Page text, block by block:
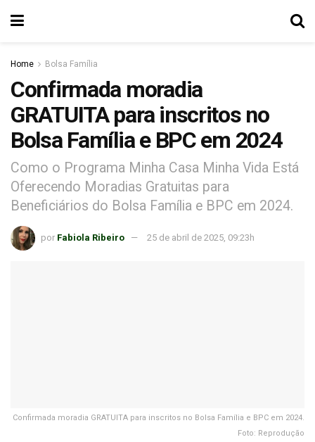
Home Bolsa Família
Confirmada moradia
GRATUITA para inscritos no
Bolsa Família e BPC em 2024
Como o Programa Minha Casa Minha Vida Está
Oferecendo Moradias Gratuitas para
Beneficiários do Bolsa Família e BPC em 2024.
por Fabiola Ribeiro 25 de abril de 2025, 09:23h
Confirmada moradia GRATUITA para inscritos no Bolsa Família e BPC em 2024.
Foto: Reprodução